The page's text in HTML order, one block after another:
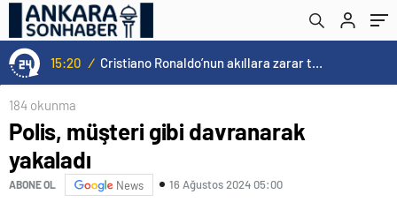
15:20 / Cristiano Ronaldo’nun akıllara zarar tüm kariyerinin istatistiğini çıkardık !
184 okunma
Polis, müşteri gibi davranarak
yakaladı
ABONE OL News 16 Ağustos 2024 05:00